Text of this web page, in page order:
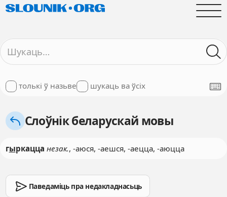
толькі ў назьве шукаць ва ўсіх
Слоўнік беларускай мовы
гыркацца незак., -аюся, -аешся, -аецца, -аюцца
Паведаміць пра недакладнасьць